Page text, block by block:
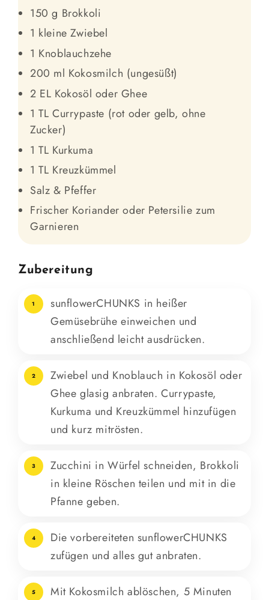
150 g Brokkoli
1 kleine Zwiebel
1 Knoblauchzehe
200 ml Kokosmilch (ungesüßt)
2 EL Kokosöl oder Ghee
1 TL Currypaste (rot oder gelb, ohne
Zucker)
1 TL Kurkuma
1 TL Kreuzkümmel
Salz & Pfeffer
Frischer Koriander oder Petersilie zum
Garnieren
Zubereitung
1
sunflowerCHUNKS in heißer
Gemüsebrühe einweichen und
anschließend leicht ausdrücken.
2
Zwiebel und Knoblauch in Kokosöl oder
Ghee glasig anbraten. Currypaste,
Kurkuma und Kreuzkümmel hinzufügen
und kurz mitrösten.
3
Zucchini in Würfel schneiden, Brokkoli
in kleine Röschen teilen und mit in die
Pfanne geben.
4
Die vorbereiteten sunflowerCHUNKS
zufügen und alles gut anbraten.
5
Mit Kokosmilch ablöschen, 5 Minuten